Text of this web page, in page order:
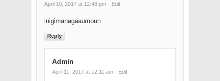
April 10, 2017 at 12:48 pm · Edit
inigimanagaaumoun
Reply
Admin
April 11, 2017 at 12:11 am · Edit